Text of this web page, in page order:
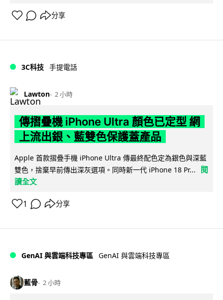
分享
3C科技 手提電話
Lawton 2 小時
傳摺疊機 iPhone Ultra 顏色已定型 網
上流出銀、藍雙色保護蓋產品
Apple 首款摺疊手機 iPhone Ultra 傳最終配色定為銀色與深藍
雙色，捨棄早前傳出深灰選項。同時新一代 iPhone 18 Pr...
閱
讀全文
1 分享
GenAI 與雲端科技專區 GenAI 與雲端科技專區
藍骨 2 小時